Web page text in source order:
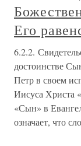
Его
6.2.2.
достоинстве
Петр в своем
Иисуса Христа
«Сын» в
означает, что